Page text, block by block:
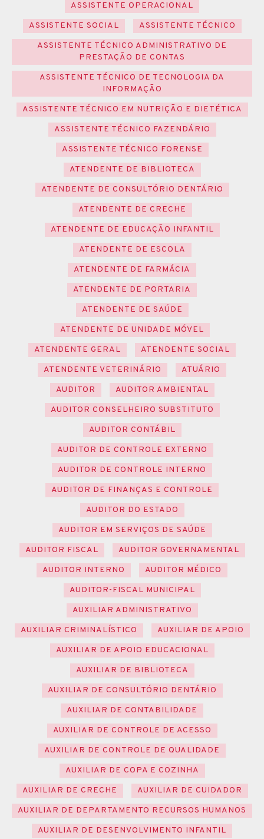
ASSISTENTE OPERACIONAL
ASSISTENTE SOCIAL
ASSISTENTE TÉCNICO
ASSISTENTE TÉCNICO ADMINISTRATIVO DE
PRESTAÇÃO DE CONTAS
ASSISTENTE TÉCNICO DE TECNOLOGIA DA
INFORMAÇÃO
ASSISTENTE TÉCNICO EM NUTRIÇÃO E DIETÉTICA
ASSISTENTE TÉCNICO FAZENDÁRIO
ASSISTENTE TÉCNICO FORENSE
ATENDENTE DE BIBLIOTECA
ATENDENTE DE CONSULTÓRIO DENTÁRIO
ATENDENTE DE CRECHE
ATENDENTE DE EDUCAÇÃO INFANTIL
ATENDENTE DE ESCOLA
ATENDENTE DE FARMÁCIA
ATENDENTE DE PORTARIA
ATENDENTE DE SAÚDE
ATENDENTE DE UNIDADE MÓVEL
ATENDENTE GERAL
ATENDENTE SOCIAL
ATENDENTE VETERINÁRIO
ATUÁRIO
AUDITOR
AUDITOR AMBIENTAL
AUDITOR CONSELHEIRO SUBSTITUTO
AUDITOR CONTÁBIL
AUDITOR DE CONTROLE EXTERNO
AUDITOR DE CONTROLE INTERNO
AUDITOR DE FINANÇAS E CONTROLE
AUDITOR DO ESTADO
AUDITOR EM SERVIÇOS DE SAÚDE
AUDITOR FISCAL
AUDITOR GOVERNAMENTAL
AUDITOR INTERNO
AUDITOR MÉDICO
AUDITOR-FISCAL MUNICIPAL
AUXILIAR ADMINISTRATIVO
AUXILIAR CRIMINALÍSTICO
AUXILIAR DE APOIO
AUXILIAR DE APOIO EDUCACIONAL
AUXILIAR DE BIBLIOTECA
AUXILIAR DE CONSULTÓRIO DENTÁRIO
AUXILIAR DE CONTABILIDADE
AUXILIAR DE CONTROLE DE ACESSO
AUXILIAR DE CONTROLE DE QUALIDADE
AUXILIAR DE COPA E COZINHA
AUXILIAR DE CRECHE
AUXILIAR DE CUIDADOR
AUXILIAR DE DEPARTAMENTO RECURSOS HUMANOS
AUXILIAR DE DESENVOLVIMENTO INFANTIL